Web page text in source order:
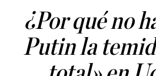
¿Por qué no
Putin la